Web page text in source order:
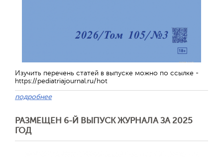
Изучить перечень статей в выпуске можно по ссылке -
https://pediatriajournal.ru/hot
подробнее
РАЗМЕЩЕН 6-Й ВЫПУСК ЖУРНАЛА ЗА 2025
ГОД